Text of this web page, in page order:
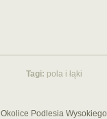
Tagi: pola i łąki
Okolice Podlesia Wysokiego